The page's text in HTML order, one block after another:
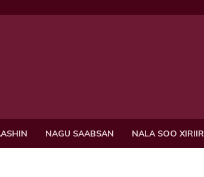
NAGU SAABSAN NALA SOO XIRIIR